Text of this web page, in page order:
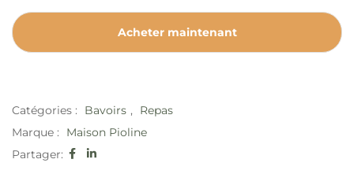
Acheter maintenant
Catégories : Bavoirs , Repas
Marque :
Maison Pioline
Partager: